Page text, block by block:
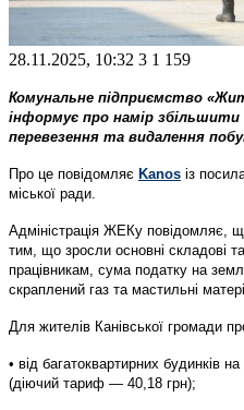
28.11.2025, 10:32 3 1 159
Комунальне підприємство
інформує про намір
перевезення та видалення
Про це повідомляє Kanos із
міської ради.
Адміністрація ЖЕКу повідомляє,
тим, що зросли основні складові
працівникам, сума податку на
скраплений газ та мастильні
Для жителів Канівської громади
• від багатоквартирних будинків
(діючий тариф — 40,18 грн);